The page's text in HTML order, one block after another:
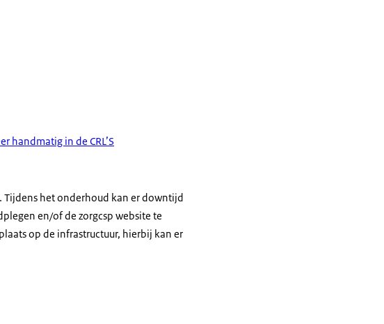
handmatig in de CRL’S
Tijdens het onderhoud kan er downtijd
en/of de zorgcsp website te
op de infrastructuur, hierbij kan er